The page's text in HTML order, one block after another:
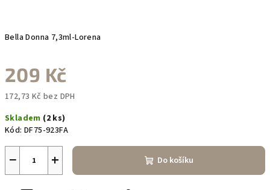
Bella Donna 7,3ml-Lorena
209 Kč
172,73 Kč bez DPH
cena:
Skladem (2 ks)
Kód: DF75-923FA
+
− Do košíku